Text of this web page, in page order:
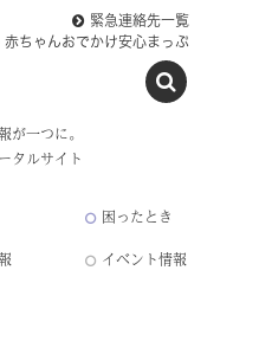
が一つに。
タルサイト
緊急連絡先一覧
赤ちゃんおでかけ安心まっぷ
困ったとき
イベント情報